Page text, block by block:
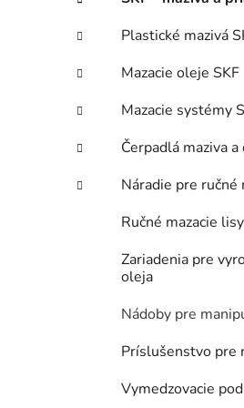
ý
p
n
e
ó
r
e
Plastické mazivá
Mazacie oleje SKF
Mazacie systémy
Čerpadlá maziva
Náradie pre ručné
Ručné mazacie lisy
Zariadenia pre
oleja
Nádoby pre
Príslušenstvo pre
Vymedzovacie